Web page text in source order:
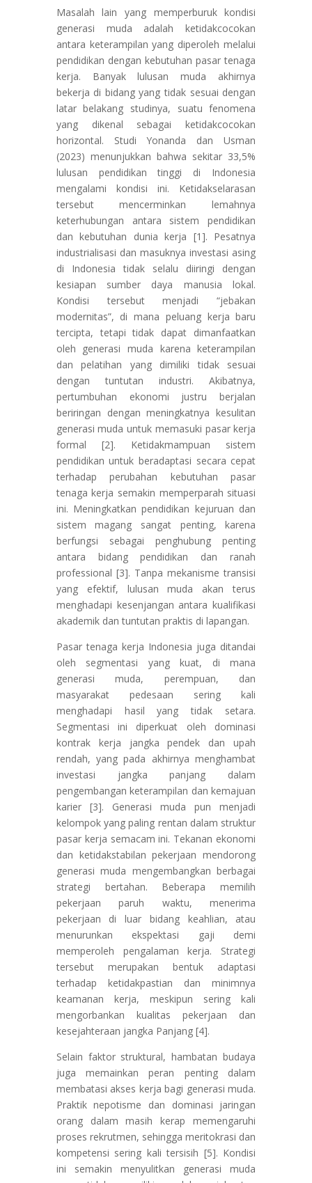
Masalah lain yang memperburuk kondisi
generasi muda adalah ketidakcocokan
antara keterampilan yang diperoleh melalui
pendidikan dengan kebutuhan pasar tenaga
kerja. Banyak lulusan muda akhirnya
bekerja di bidang yang tidak sesuai dengan
latar belakang studinya, suatu fenomena
yang dikenal sebagai ketidakcocokan
horizontal. Studi Yonanda dan Usman
(2023) menunjukkan bahwa sekitar 33,5%
lulusan pendidikan tinggi di Indonesia
mengalami kondisi ini. Ketidakselarasan
tersebut mencerminkan lemahnya
keterhubungan antara sistem pendidikan
dan kebutuhan dunia kerja [1]. Pesatnya
industrialisasi dan masuknya investasi asing
di Indonesia tidak selalu diiringi dengan
kesiapan sumber daya manusia lokal.
Kondisi tersebut menjadi “jebakan
modernitas”, di mana peluang kerja baru
tercipta, tetapi tidak dapat dimanfaatkan
oleh generasi muda karena keterampilan
dan pelatihan yang dimiliki tidak sesuai
dengan tuntutan industri. Akibatnya,
pertumbuhan ekonomi justru berjalan
beriringan dengan meningkatnya kesulitan
generasi muda untuk memasuki pasar kerja
formal [2]. Ketidakmampuan sistem
pendidikan untuk beradaptasi secara cepat
terhadap perubahan kebutuhan pasar
tenaga kerja semakin memperparah situasi
ini. Meningkatkan pendidikan kejuruan dan
sistem magang sangat penting, karena
berfungsi sebagai penghubung penting
antara bidang pendidikan dan ranah
professional [3]. Tanpa mekanisme transisi
yang efektif, lulusan muda akan terus
menghadapi kesenjangan antara kualifikasi
akademik dan tuntutan praktis di lapangan.
Pasar tenaga kerja Indonesia juga ditandai
oleh segmentasi yang kuat, di mana
generasi muda, perempuan, dan
masyarakat pedesaan sering kali
menghadapi hasil yang tidak setara.
Segmentasi ini diperkuat oleh dominasi
kontrak kerja jangka pendek dan upah
rendah, yang pada akhirnya menghambat
investasi jangka panjang dalam
pengembangan keterampilan dan kemajuan
karier [3]. Generasi muda pun menjadi
kelompok yang paling rentan dalam struktur
pasar kerja semacam ini. Tekanan ekonomi
dan ketidakstabilan pekerjaan mendorong
generasi muda mengembangkan berbagai
strategi bertahan. Beberapa memilih
pekerjaan paruh waktu, menerima
pekerjaan di luar bidang keahlian, atau
menurunkan ekspektasi gaji demi
memperoleh pengalaman kerja. Strategi
tersebut merupakan bentuk adaptasi
terhadap ketidakpastian dan minimnya
keamanan kerja, meskipun sering kali
mengorbankan kualitas pekerjaan dan
kesejahteraan jangka Panjang [4].
Selain faktor struktural, hambatan budaya
juga memainkan peran penting dalam
membatasi akses kerja bagi generasi muda.
Praktik nepotisme dan dominasi jaringan
orang dalam masih kerap memengaruhi
proses rekrutmen, sehingga meritokrasi dan
kompetensi sering kali tersisih [5]. Kondisi
ini semakin menyulitkan generasi muda